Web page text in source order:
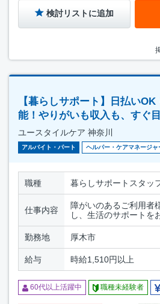
検討リストに追加
【暮らしサポート】日払い
能！やりがいも収入も、すぐ
ユースタイルケア 神奈川
アルバイト・パート ヘルパー・ケアマネージャ
職種 暮らしサポートスタッ
仕事内容
障がいのあるご利用者
し、生活のサポートを
勤務地 厚木市
給与 時給1,510円以上
60代以上活躍中 職種未経験者